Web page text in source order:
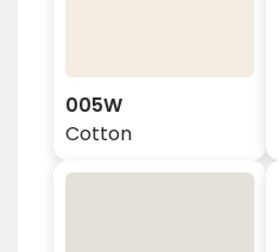
005W
Cotton